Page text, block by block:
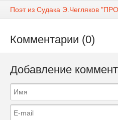
Поэт из Судака Э.Чегляков
Комментарии (0)
Добавление